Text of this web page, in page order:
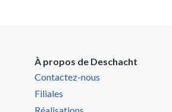
À propos de Deschacht
Contactez-nous
Filiales